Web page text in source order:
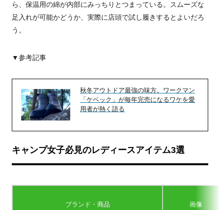
ら、保温用の綿が内部にみっちりとつまっている。スムーズな
足入れが可能かどうか、実際に店頭で試し履きするとよいだろ
う。
▼参考記事
秋冬アウトドア最強の味方。ワークマン
「ケベック」が毎年完売になるワケを愛
用者が熱く語る
キャンプ女子必見のレディースアイテム3選
ブランド・商品 画像